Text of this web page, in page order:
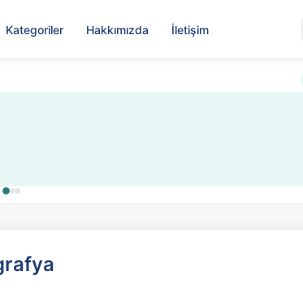
Kategoriler Hakkımızda İletişim
sistemi getirildi